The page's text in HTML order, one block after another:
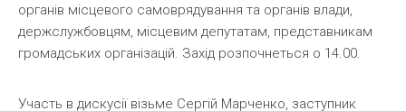
органів місцевого самоврядування та органів влади,
держслужбовцям, місцевим депутатам, представникам
громадських організацій. Захід розпочнеться о 14.00.
Участь в дискусії візьме Сергій Марченко, заступник